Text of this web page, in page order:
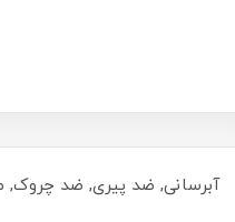
آبرسانی, ضد پیری, ضد